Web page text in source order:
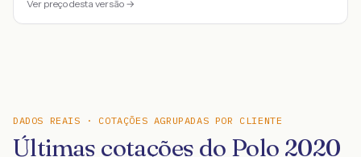
Ver preço desta versão →
DADOS REAIS · COTAÇÕES AGRUPADAS POR CLIENTE
Últimas cotações do Polo 2020